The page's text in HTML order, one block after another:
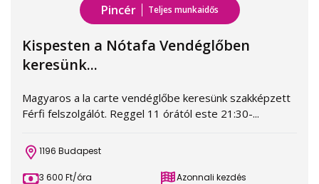
Pincér Teljes munkaidős
Kispesten a Nótafa Vendéglőben
keresünk...
Magyaros a la carte vendéglőbe keresünk szakképzett
Férfi felszolgálót. Reggel 11 órától este 21:30-...
1196 Budapest
3 600 Ft/óra Azonnali kezdés